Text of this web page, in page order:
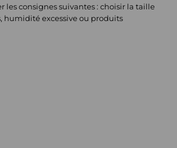
consignes suivantes : choisir la taille
humidité excessive ou produits